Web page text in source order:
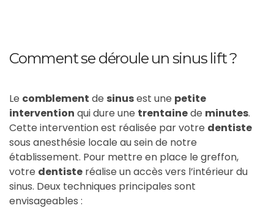
Comment se déroule un sinus lift ?
Le comblement de sinusest une petite
intervention qui dure une trentainede minutes.
Cette intervention est réalisée par votre dentiste
sous anesthésie locale au sein de notre
établissement. Pour mettre en place le greffon,
votre dentiste réalise un accès vers l’intérieur du
sinus. Deux techniques principales sont
envisageables :